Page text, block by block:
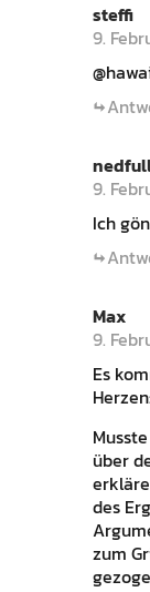
steffi
9.
9.
Ich
Max
9.
Es
über
des
zum